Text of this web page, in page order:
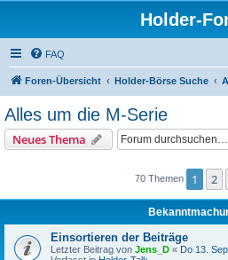
Holder-
FAQ
Foren-Übersicht Holder-Börse Suche
Alles um die M-Serie
Neues Thema
70 Themen 1 2
Einsortieren der Beiträge
Letzter Beitrag von Jens_D « Do 13.